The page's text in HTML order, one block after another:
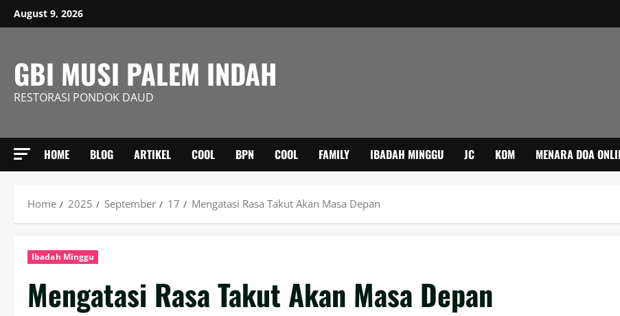
August 9, 2026
GBI MUSI PALEM INDAH
RESTORASI PONDOK DAUD
HOME BLOG ARTIKEL COOL BPN COOL FAMILY IBADAH MINGGU JC KOM MENARA DOA
Home 2025 September 17 Mengatasi Rasa Takut Akan Masa Depan
Ibadah Minggu
Mengatasi Rasa Takut Akan Masa Depan